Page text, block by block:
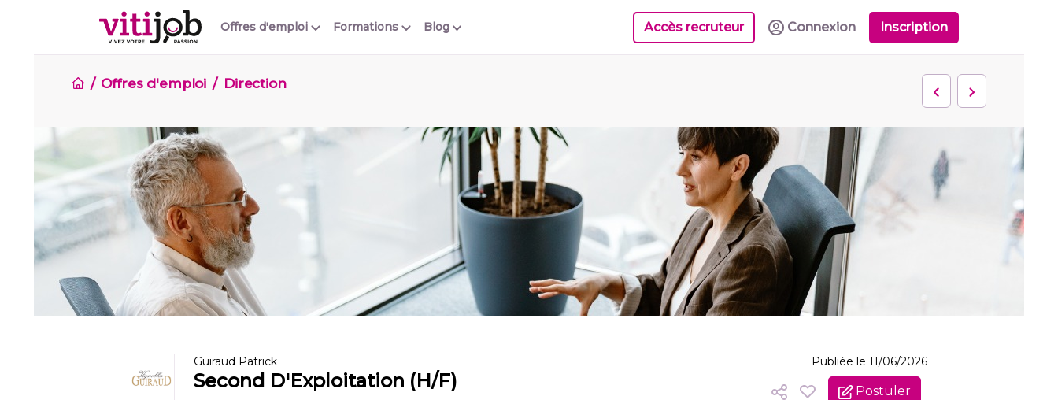
Offres d'emploi Blog
Formations Accès recruteur Connexion Inscription
Offres d'emploi Direction
Guiraud Patrick
Second D'Exploitation (H/F)
Publiée le 11/06/2026
Postuler